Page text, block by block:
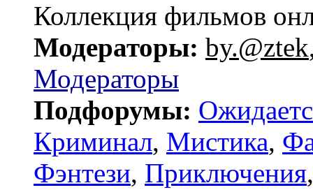
Коллекция фильмов
Модераторы: by.@ztek
Модераторы
Подфорумы:
Криминал, Мистика,
Фэнтези, Приключения